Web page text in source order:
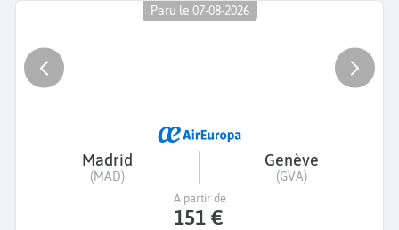
Paru le 07-08-2026
Madrid
(MAD)
Genève
(GVA)
A partir de
151 €